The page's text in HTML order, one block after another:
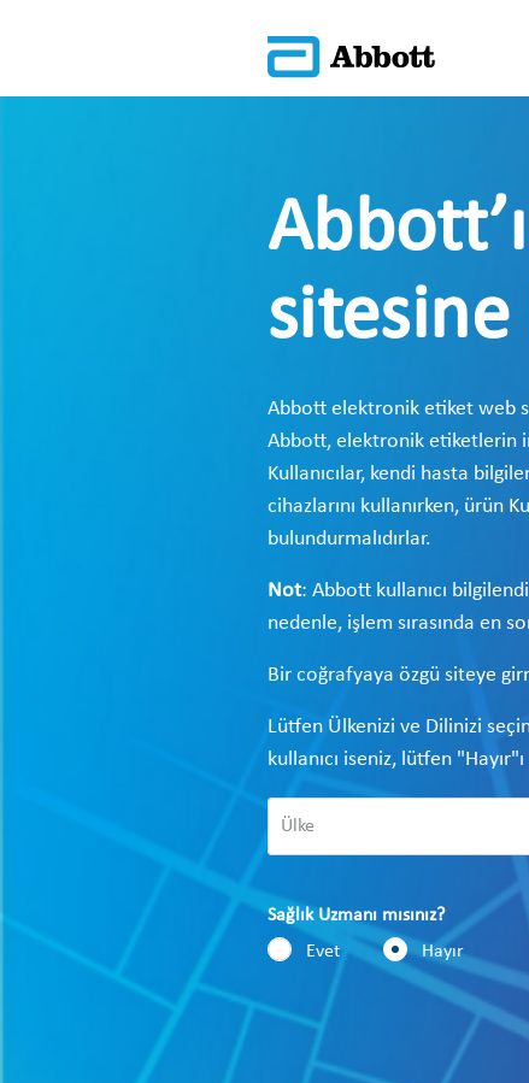
Abbott elektronik etiket web
Abbott, elektronik etiketlerin
Kullanıcılar, kendi hasta
cihazlarını kullanırken, ürün
bulundurmalıdırlar.
Not: Abbott kullanıcı
nedenle, işlem sırasında en
Bir coğrafyaya özgü siteye
Lütfen Ülkenizi ve Dilinizi
kullanıcı iseniz, lütfen
Sağlık Uzmanı mısınız?
Evet
Hayır